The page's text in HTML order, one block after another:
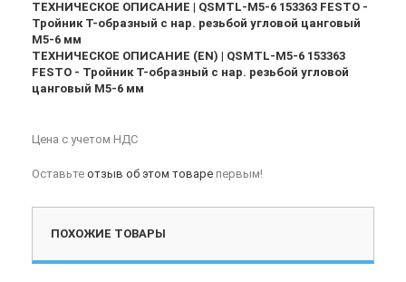
ТЕХНИЧЕСКОЕ ОПИСАНИЕ | QSMTL-M5-6 153363 FESTO -
Тройник T-образный с нар. резьбой угловой цанговый
M5-6 мм
ТЕХНИЧЕСКОЕ ОПИСАНИЕ (EN) | QSMTL-M5-6 153363
FESTO - Тройник T-образный с нар. резьбой угловой
цанговый M5-6 мм
Цена с учетом НДС
Оставьте отзыв об этом товаре первым!
ПОХОЖИЕ ТОВАРЫ